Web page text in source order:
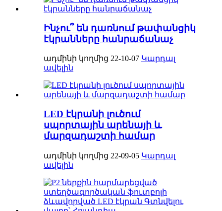
Ինչու՞ են դառնում թափանցիկ
էկրանները հանրաճանաչ
ադմինի կողմից 22-10-07 Կարդալ
ավելին
LED էկրանի լուծում
սպորտային արենայի և
մարզադաշտի համար
ադմինի կողմից 22-09-05 Կարդալ
ավելին